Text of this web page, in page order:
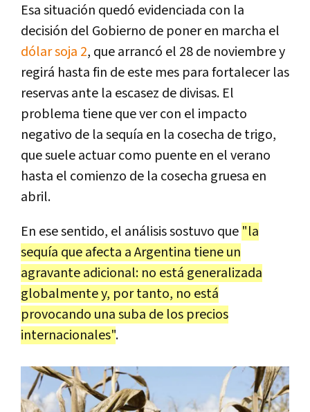
Esa situación quedó evidenciada con la
decisión del Gobierno de poner en marcha el
dólar soja 2, que arrancó el 28 de noviembre y
regirá hasta fin de este mes para fortalecer las
reservas ante la escasez de divisas. El
problema tiene que ver con el impacto
negativo de la sequía en la cosecha de trigo,
que suele actuar como puente en el verano
hasta el comienzo de la cosecha gruesa en
abril.
En ese sentido, el análisis sostuvo que "la
sequía que afecta a Argentina tiene un
agravante adicional: no está generalizada
globalmente y, por tanto, no está
provocando una suba de los precios
internacionales".